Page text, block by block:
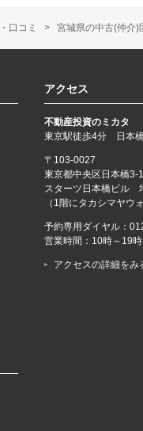
口コミ 宮城県の中古(仲介)
アクセス
不動産投資のミカタ
東京駅徒歩4分 日本
〒103-0027
東京都中央区日本橋3-
スターツ日本橋ビル
（1階にタカシマヤウ
予約専用ダイヤル：
営業時間：10時～19時
アクセスの詳細をみ